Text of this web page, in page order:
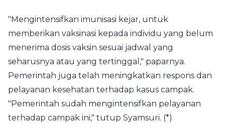
"Mengintensifkan imunisasi kejar, untuk
memberikan vaksinasi kepada individu yang belum
menerima dosis vaksin sesuai jadwal yang
seharusnya atau yang tertinggal," paparnya.
Pemerintah juga telah meningkatkan respons dan
pelayanan kesehatan terhadap kasus campak.
"Pemerintah sudah mengintensifkan pelayanan
terhadap campak ini," tutup Syamsuri. (*)